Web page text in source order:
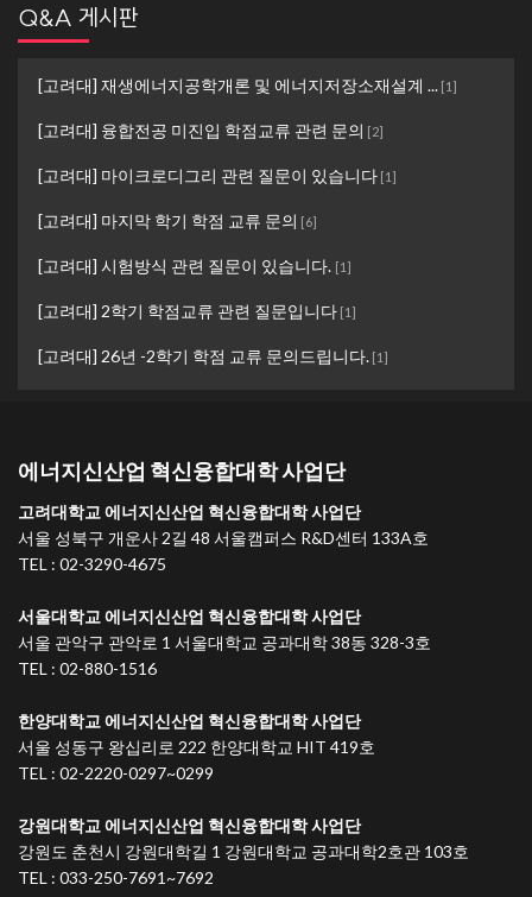
Q&A 게시판
[고려대] 재생에너지공학개론 및 에너지저장소재설계 ... [1]
[고려대] 융합전공 미진입 학점교류 관련 문의 [2]
[고려대] 마이크로디그리 관련 질문이 있습니다 [1]
[고려대] 마지막 학기 학점 교류 문의 [6]
[고려대] 시험방식 관련 질문이 있습니다. [1]
[고려대] 2학기 학점교류 관련 질문입니다 [1]
[고려대] 26년 -2학기 학점 교류 문의드립니다. [1]
에너지신산업 혁신융합대학 사업단
고려대학교 에너지신산업 혁신융합대학 사업단
서울 성북구 개운사 2길 48 서울캠퍼스 R&D센터 133A호
TEL : 02-3290-4675
서울대학교 에너지신산업 혁신융합대학 사업단
서울 관악구 관악로 1 서울대학교 공과대학 38동 328-3호
TEL : 02-880-1516
한양대학교 에너지신산업 혁신융합대학 사업단
서울 성동구 왕십리로 222 한양대학교 HIT 419호
TEL : 02-2220-0297~0299
강원대학교 에너지신산업 혁신융합대학 사업단
강원도 춘천시 강원대학길 1 강원대학교 공과대학2호관 103호
TEL : 033-250-7691~7692